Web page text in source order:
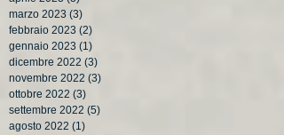
marzo 2023 (3)
febbraio 2023 (2)
gennaio 2023 (1)
dicembre 2022 (3)
novembre 2022 (3)
ottobre 2022 (3)
settembre 2022 (5)
agosto 2022 (1)